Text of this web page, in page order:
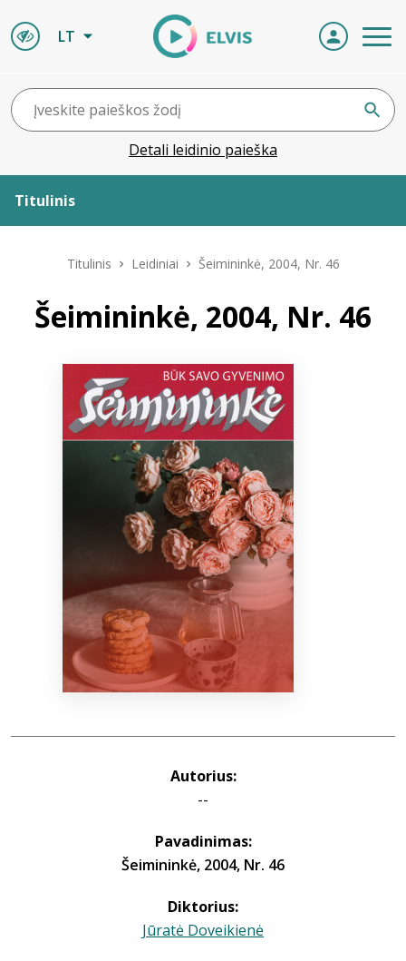
LT
Detali leidinio paieška
Titulinis
Leidiniai
Naujienos
+370 667 80 541
info@elvislab.lt
Titulinis Leidiniai Šeimininkė, 2004, Nr. 46
Šeimininkė, 2004, Nr. 46
Autorius:
--
Pavadinimas:
Šeimininkė, 2004, Nr. 46
Diktorius:
Jūratė Doveikienė